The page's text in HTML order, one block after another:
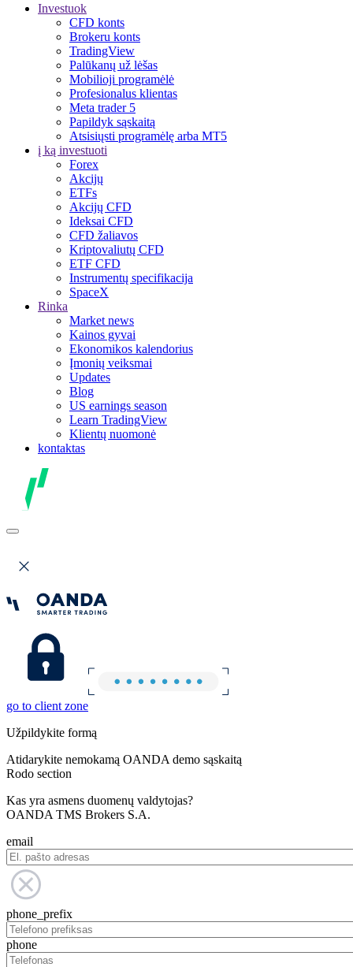
Investuok
CFD konts
Brokeru konts
TradingView
Palūkanų už lėšas
Mobilioji programėlė
Profesionalus klientas
Meta trader 5
Papildyk sąskaitą
Atsisiųsti programėlę arba MT5
į ką investuoti
Forex
Akcijų
ETFs
Akcijų CFD
Ideksai CFD
CFD žaliavos
Kriptovaliutų CFD
ETF CFD
Instrumentų specifikacija
SpaceX
Rinka
Market news
Kainos gyvai
Ekonomikos kalendorius
Įmonių veiksmai
Updates
Blog
US earnings season
Learn TradingView
Klientų nuomonė
kontaktas
go to client zone
Užpildykite formą
Atidarykite nemokamą OANDA demo sąskaitą
Rodo section
Kas yra asmens duomenų valdytojas?
OANDA TMS Brokers S.A.
email
phone_prefix
phone